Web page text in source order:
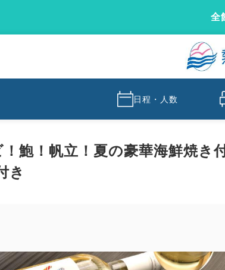
全
日程・人数
鮑！帆立！夏の豪華海鮮焼き
き